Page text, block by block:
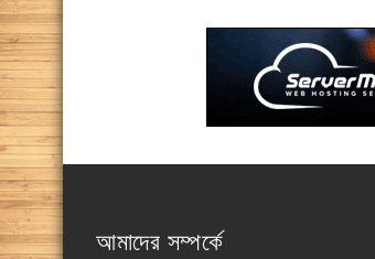
আমাদের সম্পর্কে